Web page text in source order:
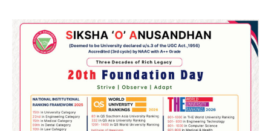
‘ଭବିଷ୍ୟତ ପିଢିର ଆକାଂକ୍ଷାକୁ ପୂରଣ କରିବା
ଲାଗି ଶିକ୍ଷା ବ୍ୟବସ୍ଥାରେ ପରିବର୍ତ୍ତନ ଜରୁରୀ’
Reporters Pen